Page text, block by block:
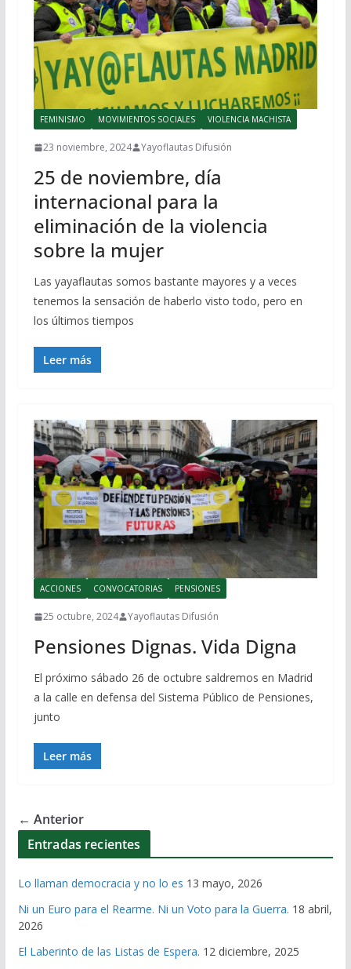
FEMINISMO MOVIMIENTOS SOCIALES VIOLENCIA MACHISTA
23 noviembre, 2024 Yayoflautas Difusión
25 de noviembre, día
internacional para la
eliminación de la violencia
sobre la mujer
Las yayaflautas somos bastante mayores y a veces
tenemos la sensación de haberlo visto todo, pero en
los últimos tiempos
Leer más
ACCIONES CONVOCATORIAS PENSIONES
25 octubre, 2024 Yayoflautas Difusión
Pensiones Dignas. Vida Digna
El próximo sábado 26 de octubre saldremos en Madrid
a la calle en defensa del Sistema Público de Pensiones,
junto
Leer más
← Anterior
Entradas recientes
Lo llaman democracia y no lo es 13 mayo, 2026
Ni un Euro para el Rearme. Ni un Voto para la Guerra. 18 abril,
2026
El Laberinto de las Listas de Espera. 12 diciembre, 2025